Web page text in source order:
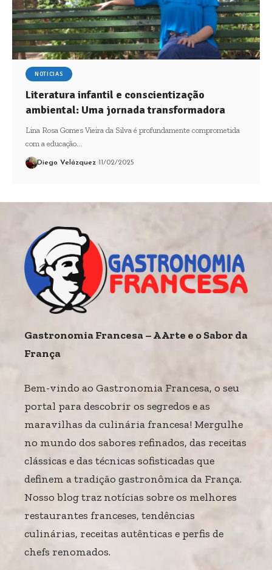
NOTICIAS
Literatura infantil e conscientização
ambiental: Uma jornada transformadora
Lina Rosa Gomes Vieira da Silva é profundamente comprometida
com a educação…
Diego Velázquez 11/02/2025
Gastronomia Francesa – A Arte e o Sabor da
França
Bem-vindo ao Gastronomia Francesa, o seu
portal para descobrir os segredos e as
maravilhas da culinária francesa! Mergulhe
no mundo dos sabores refinados, das receitas
clássicas e das técnicas sofisticadas que
definem a tradição gastronômica da França.
Nosso blog traz notícias sobre os melhores
restaurantes franceses, tendências
culinárias, receitas autênticas e perfis de
chefs renomados.